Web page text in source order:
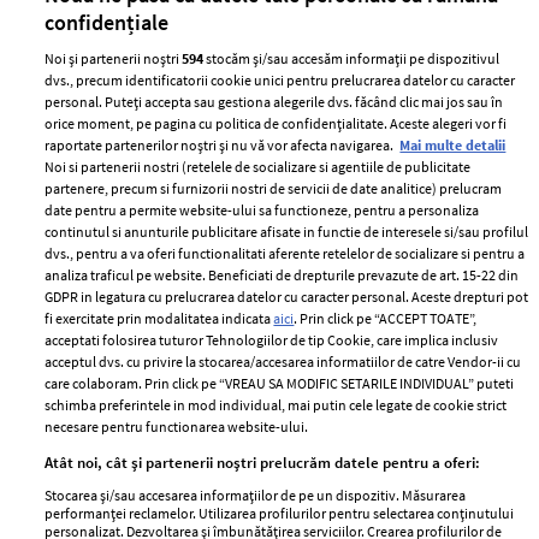
ELLE Style Awards
2024
Despre ELLE
Romania
Contact
Abonamente
Termeni si conditii
Politica de
confidențialitate
Politica de cookies
Publicitate
GSP
Unica
femei
Viva
confidențiale
Noi și partenerii noștri594stocăm și/sau accesăm informații pe dispozitivul
dvs., precum identificatorii cookie unici pentru prelucrarea datelor cu caracter
personal. Puteți accepta sau gestiona alegerile dvs. făcând clic mai jos sau în
orice moment, pe pagina cu politica de confidențialitate. Aceste alegeri vor fi
raportate partenerilor noștri și nu vă vor afecta navigarea. Mai multe detalii
Noi si partenerii nostri (retelele de socializare si agentiile de publicitate
partenere, precum si furnizorii nostri de servicii de date analitice) prelucram
date pentru a permite website-ului sa functioneze, pentru a personaliza
continutul si anunturile publicitare afisate in functie de interesele si/sau profilul
dvs., pentru a va oferi functionalitati aferente retelelor de socializare si pentru a
analiza traficul pe website. Beneficiati de drepturile prevazute de art. 15-22 din
GDPR in legatura cu prelucrarea datelor cu caracter personal. Aceste drepturi pot
fi exercitate prin modalitatea indicataaici. Prin click pe “ACCEPT TOATE”,
acceptati folosirea tuturor Tehnologiilor de tip Cookie, care implica inclusiv
acceptul dvs. cu privire la stocarea/accesarea informatiilor de catre Vendor-ii cu
care colaboram. Prin click pe “VREAU SA MODIFIC SETARILE INDIVIDUAL” puteti
schimba preferintele in mod individual, mai putin cele legate de cookie strict
necesare pentru functionarea website-ului.
Atât noi, cât și partenerii noștri prelucrăm datele pentru a oferi:
Stocarea și/sau accesarea informațiilor de pe un dispozitiv. Măsurarea
performanței reclamelor. Utilizarea profilurilor pentru selectarea conținutului
personalizat. Dezvoltarea și îmbunătățirea serviciilor. Crearea profilurilor de